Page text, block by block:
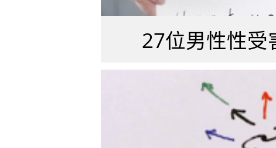
27位男性性受